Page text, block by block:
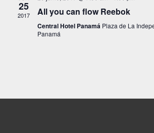
25
2017 All you can flow Reebok
Central Hotel Panamá Plaza de La
Panamá